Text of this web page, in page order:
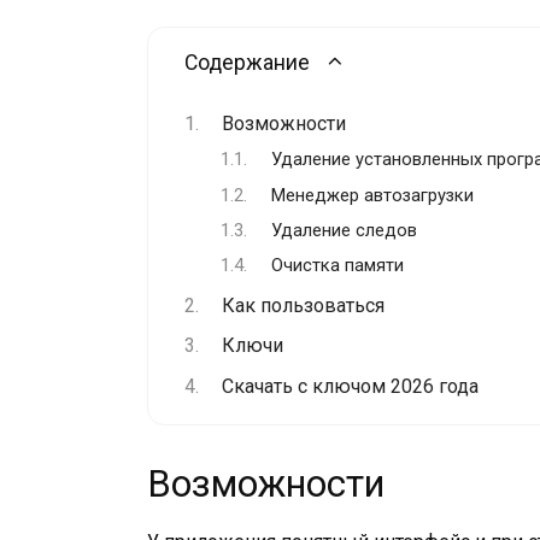
Содержание
Возможности
Удаление установленных
Менеджер автозагрузки
Удаление следов
Очистка памяти
Как пользоваться
Ключи
Скачать с ключом 2026 года
Возможности